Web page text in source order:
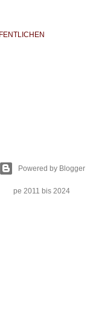
Powered by Blogger
pe 2011 bis 2024